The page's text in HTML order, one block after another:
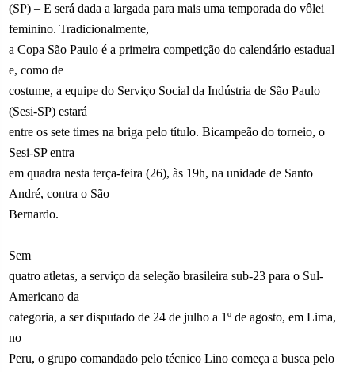
(SP) – E será dada a largada para mais uma temporada do vôlei
feminino. Tradicionalmente,
a Copa São Paulo é a primeira competição do calendário estadual –
e, como de
costume, a equipe do Serviço Social da Indústria de São Paulo
(Sesi-SP) estará
entre os sete times na briga pelo título. Bicampeão do torneio, o
Sesi-SP entra
em quadra nesta terça-feira (26), às 19h, na unidade de Santo
André, contra o São
Bernardo.
Sem
quatro atletas, a serviço da seleção brasileira sub-23 para o Sul-
Americano da
categoria, a ser disputado de 24 de julho a 1º de agosto, em Lima,
no
Peru, o grupo comandado pelo técnico Lino começa a busca pelo